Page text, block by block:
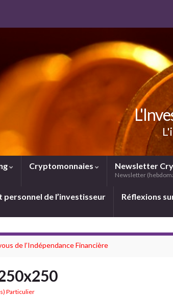
Cryptomonnaies Newsletter
Newsletter
personnel de l’investisseur Réflexions
de l’Indépendance Financière
Particulier